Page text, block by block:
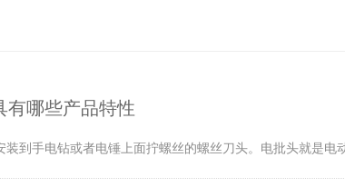
有哪些产品特性
装到手电钻或者电锤上面拧螺丝的螺丝刀头。电批头就是电